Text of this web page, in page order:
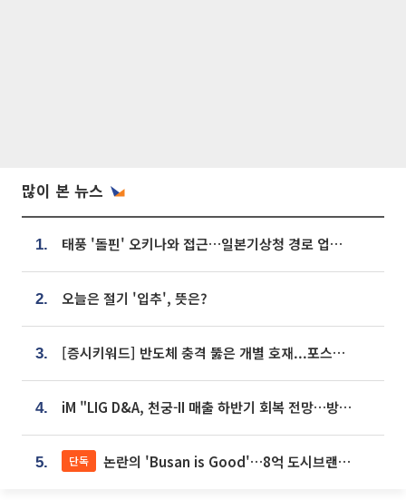
많이 본 뉴스
1. 태풍 '돌핀' 오키나와 접근…일본기상청 경로 업데이트
2. 오늘은 절기 '입추', 뜻은?
3. [증시키워드] 반도체 충격 뚫은 개별 호재...포스코퓨처엠·에코프로·한화솔루션 '눈길'
4. iM "LIG D&A, 천궁-II 매출 하반기 회복 전망…방산 톱픽 유지"
5. 단독 논란의 'Busan is Good'…8억 도시브랜드, 용산 대통령실 CI 업체가 수행